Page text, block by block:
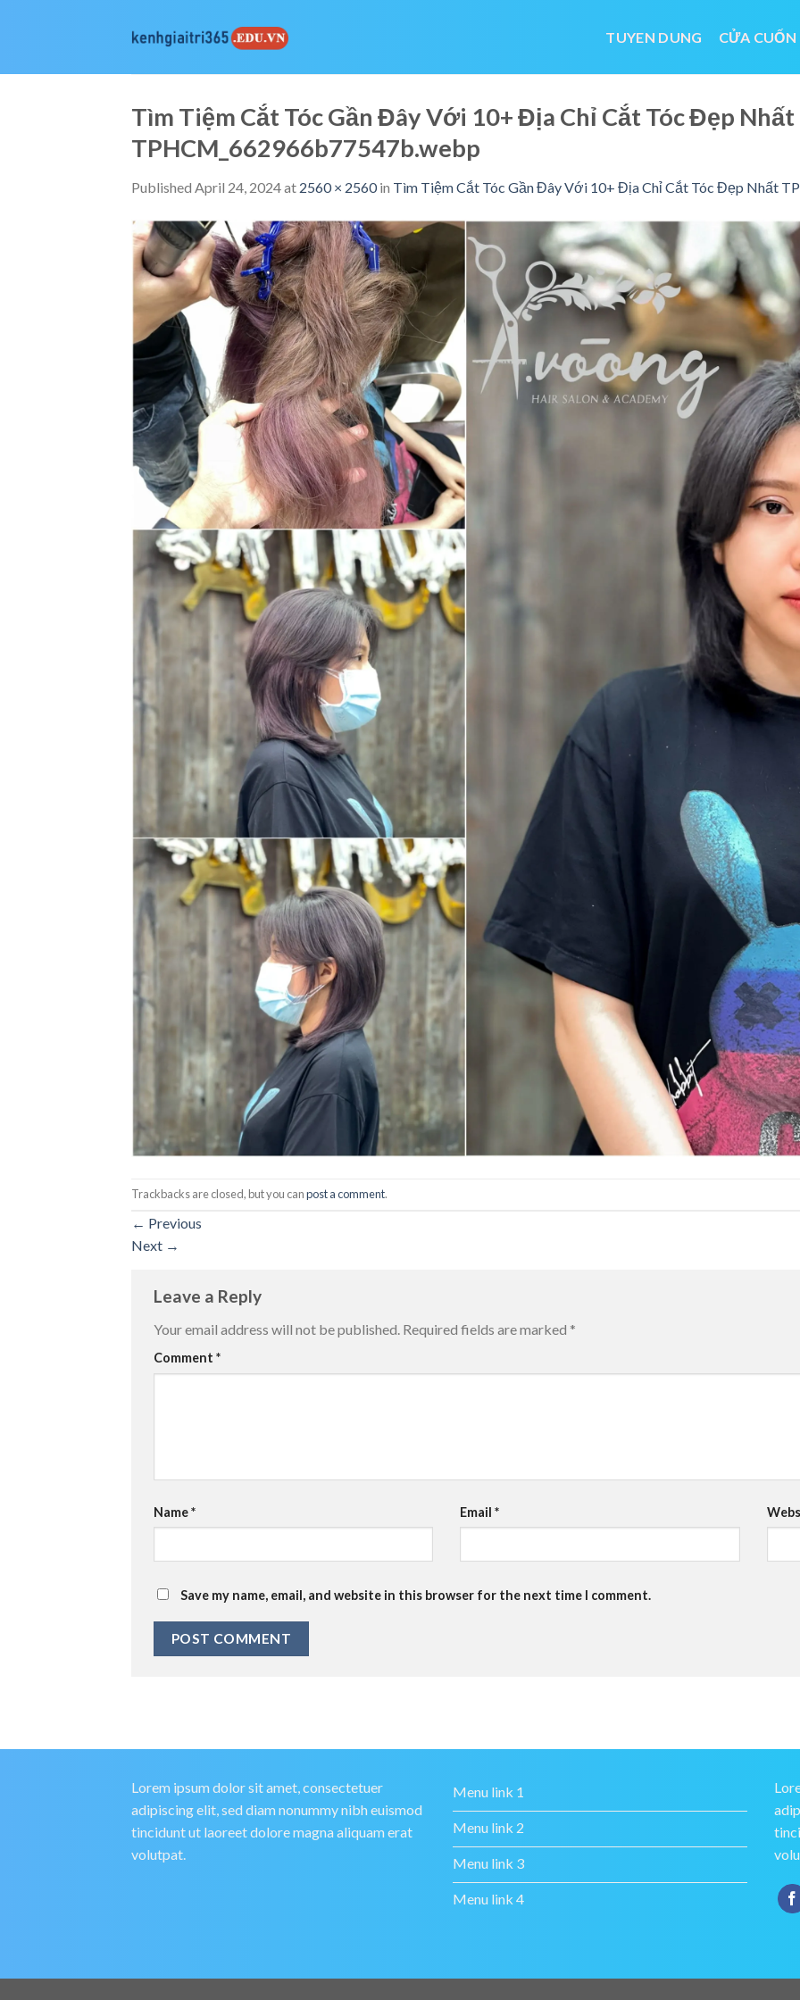
TUYEN DUNG CỬA
Tìm Tiệm Cắt Tóc Gần Đây Với 10+ Địa Chỉ Cắt Tóc Đẹp Nhất
TPHCM_662966b77547b.webp
Published April 24, 2024at 2560 × 2560in Tìm Tiệm Cắt Tóc Gần Đây Với 10+ Địa Chỉ Cắt Tóc Đẹp Nhất
Trackbacks are closed, but you canpost a comment.
← Previous
Next →
Leave a Reply
Your email address will not be published. Required fields are marked *
Comment *
Name* Email*
Save my name, email, and website in this browser for the next time I comment.
Lorem ipsum dolor sit amet, consectetuer
adipiscing elit, sed diam nonummy nibh euismod
tincidunt ut laoreet dolore magna aliquam erat
volutpat.
Menu link 1
Menu link 2
Menu link 3
Menu link 4